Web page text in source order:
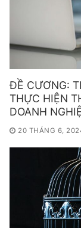
ĐỀ CƯƠNG:
THỰC HIỆN
DOANH
20 THÁNG 6,